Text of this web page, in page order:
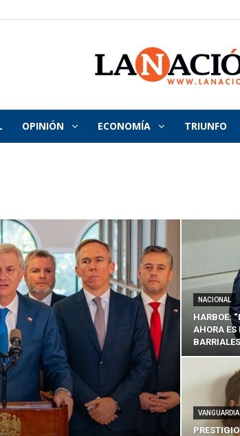
La
Nación
OPINIÓN ECONOMÍA TRIUNFO
NACIONAL
HARBOE:
AHORA ES
VANGUARDIA